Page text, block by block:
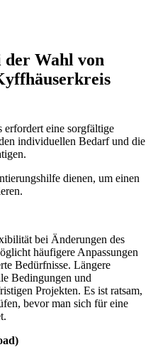
der Wahl von
erfordert eine sorgfältige
individuellen Bedarf und die
dienen, um einen
bei Änderungen des
häufigere Anpassungen
Bedürfnisse. Längere
Bedingungen und
Projekten. Es ist ratsam,
bevor man sich für eine